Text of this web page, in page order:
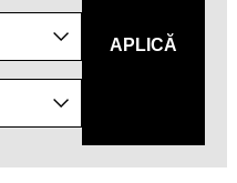
APLICĂ